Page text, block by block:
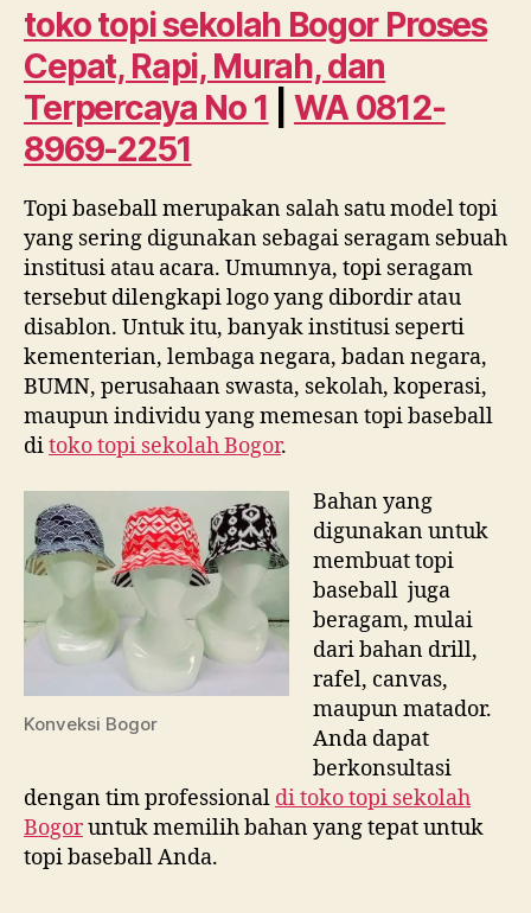
Proses
Cepat,
Rapi,
Murah,
dan
|
WA
0812
8969
2251
toko topi sekolah Bogor Proses
Cepat, Rapi, Murah, dan
Terpercaya No 1 |WA 0812-
8969-2251
Topi baseball merupakan salah satu model topi
yang sering digunakan sebagai seragam sebuah
institusi atau acara. Umumnya, topi seragam
tersebut dilengkapi logo yang dibordir atau
disablon. Untuk itu, banyak institusi seperti
kementerian, lembaga negara, badan negara,
BUMN, perusahaan swasta, sekolah, koperasi,
maupun individu yang memesan topi baseball
ditoko topi sekolah Bogor.
Konveksi Bogor
Bahan yang
digunakan untuk
membuat topi
baseball juga
beragam, mulai
dari bahan drill,
rafel, canvas,
maupun matador.
Anda dapat
berkonsultasi
dengan tim professional ditoko topi sekolah
Bogoruntuk memilih bahan yang tepat untuk
topi baseball Anda.